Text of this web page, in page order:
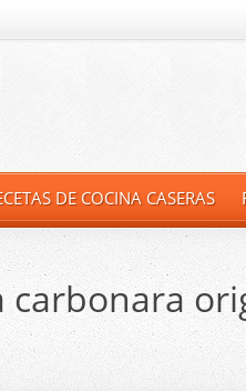
DE COCINA CASERAS
carbonara